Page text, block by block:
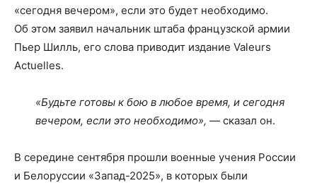
«сегодня вечером», если это будет необходимо.
Об этом заявил начальник штаба французской армии
Пьер Шилль, его слова приводит издание Valeurs
Actuelles.
«Будьте готовы к бою в любое время, и сегодня
вечером, если это необходимо», — сказал он.
В середине сентября прошли военные учения России
и Белоруссии «Запад-2025», в которых были